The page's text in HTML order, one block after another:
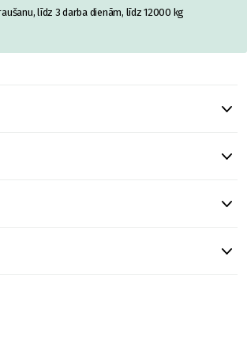
līdz 3 darba dienām, līdz 12000 kg